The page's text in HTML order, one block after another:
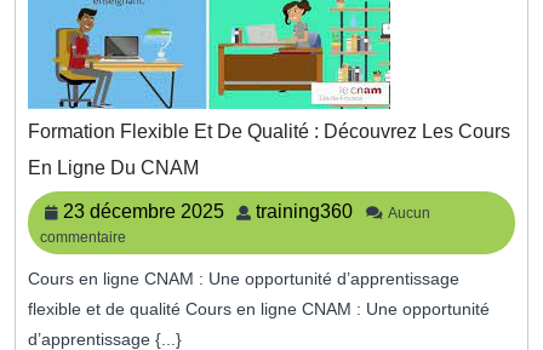
Formation Flexible Et De Qualité : Découvrez Les Cours
En Ligne Du CNAM
Et
De
Découvrez
Les
23 décembre 2025
23 training360 training360
Aucun
commentaire
Cours en ligne CNAM : Une opportunité d’apprentissage
flexible et de qualité Cours en ligne CNAM : Une opportunité
d’apprentissage {...}